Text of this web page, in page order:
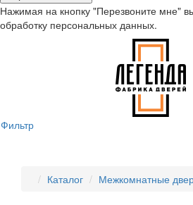
Нажимая на кнопку "Перезвоните мне"
обработку персональных данных.
Фильтр
Каталог Межкомнатные